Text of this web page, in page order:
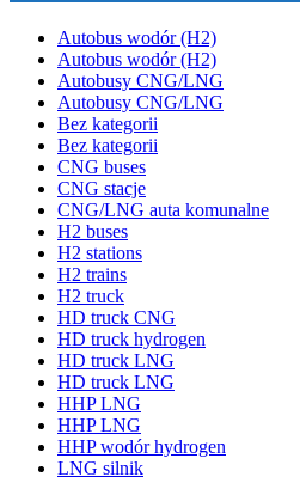
Autobus wodór (H2)
Autobus wodór (H2)
Autobusy CNG/LNG
Autobusy CNG/LNG
Bez kategorii
Bez kategorii
CNG buses
CNG stacje
CNG/LNG auta komunalne
H2 buses
H2 stations
H2 trains
H2 truck
HD truck CNG
HD truck hydrogen
HD truck LNG
HD truck LNG
HHP LNG
HHP LNG
HHP wodór hydrogen
LNG silnik